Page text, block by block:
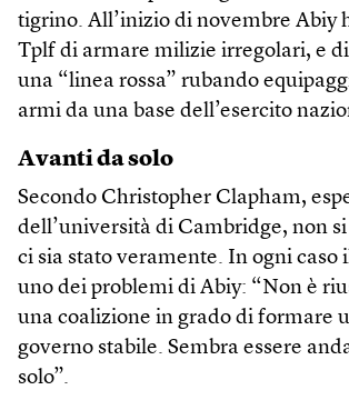
tigrino. All’inizio di novembre Abiy
Tplf di armare milizie irregolari, e
una “linea rossa” rubando
armi da una base dell’esercito
Avanti da solo
Secondo Christopher Clapham,
dell’università di Cambridge, non si
ci sia stato veramente. In ogni caso
uno dei problemi di Abiy: “Non è
una coalizione in grado di formare
governo stabile. Sembra essere
solo”.